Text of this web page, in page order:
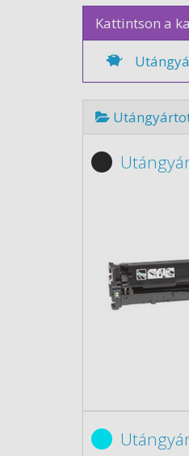
Kattintson a